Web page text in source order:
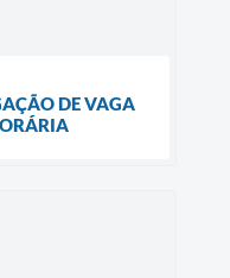
DE VAGA